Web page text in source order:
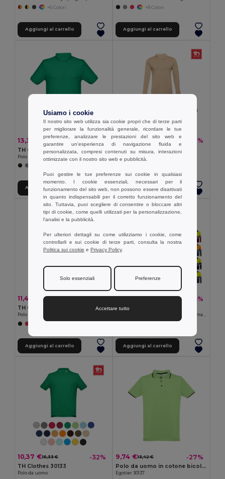
+6 Colori
Aggiungi al carrello
+8 Colori
Aggiungi al carrello
13,30 € 19,67 € -32%
TH Clothes 30188
Polo da uomo
Aggiungi al carrello
13,48 € -32%
TH Clothes 30143
Polo a manica lunga da uomo
Aggiungi al carrello
11,45 € 17,68 €
TH Clothes 30292
Polo tecnica donna
Aggiungi al carrello
15,84 € -44%
Velilla 36069
Polo bicolore bird-eye (160g/m²) con maniche lunghe, in poliestere (100%)
Aggiungi al carrello
10,37 €15,33 € -32%
TH Clothes 30133
Polo da uomo
9,74 €13,42 € -27%
Polo da uomo in cotone bicolore
Egotier 30137
Usiamo i cookie
Il nostro sito web utilizza sia cookie propri che di terze parti
per migliorare la funzionalità generale, ricordare le tue
preferenze, analizzare le prestazioni del sito web e
garantire un'esperienza di navigazione fluida e
personalizzata, compresi contenuti su misura, interazioni
ottimizzate con il nostro sito web e pubblicità.
Puoi gestire le tue preferenze sui cookie in qualsiasi
momento. I cookie essenziali, necessari per il
funzionamento del sito web, non possono essere disattivati
in quanto indispensabili per il corretto funzionamento del
sito. Tuttavia, puoi scegliere di consentire o bloccare altri
tipi di cookie, come quelli utilizzati per la personalizzazione,
l'analisi e la pubblicità.
Per ulteriori dettagli su come utilizziamo i cookie, come
controllarli e sui cookie di terze parti, consulta la nostra
Politica sui cookie e Privacy Policy.
Solo essenziali Preferenze
Accettare tutto